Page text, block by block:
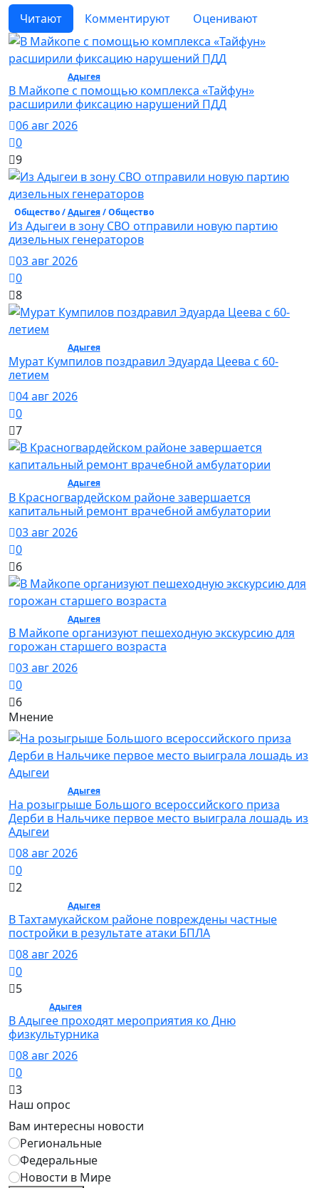
Читают Комментируют Оценивают
Адыгея/ Общество
В Майкопе с помощью комплекса «Тайфун»
расширили фиксацию нарушений ПДД
06 авг 2026
0
9
Общество /Адыгея/ Общество
Из Адыгеи в зону СВО отправили новую партию
дизельных генераторов
03 авг 2026
0
8
Адыгея/ Общество
Мурат Кумпилов поздравил Эдуарда Цеева с 60-
летием
04 авг 2026
0
7
Адыгея/ Общество
В Красногвардейском районе завершается
капитальный ремонт врачебной амбулатории
03 авг 2026
0
6
Адыгея/ Общество
В Майкопе организуют пешеходную экскурсию для
горожан старшего возраста
03 авг 2026
0
6
Мнение
Адыгея/ Общество
На розыгрыше Большого всероссийского приза
Дерби в Нальчике первое место выиграла лошадь из
Адыгеи
08 авг 2026
0
2
Адыгея/ Общество
В Тахтамукайском районе повреждены частные
постройки в результате атаки БПЛА
08 авг 2026
0
5
Адыгея/ Спорт
В Адыгее проходят мероприятия ко Дню
физкультурника
08 авг 2026
0
3
Наш опрос
Вам интересны новости
Региональные
Федеральные
Новости в Мире